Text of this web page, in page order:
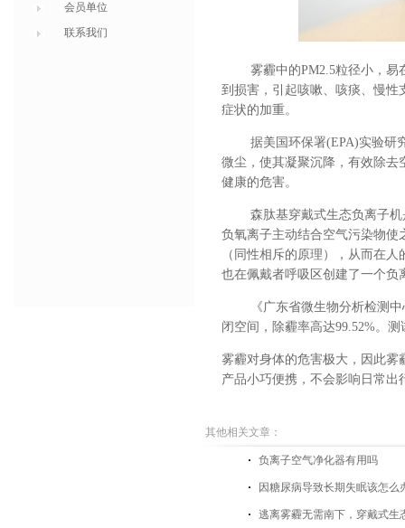
会员单位
联系我们
雾霾中的PM2.5粒径小，
到损害，引起咳嗽、咳痰、慢性
症状的加重。
据美国环保署(EPA)实验研
微尘，使其凝聚沉降，有效除去
健康的危害。
森肽基穿戴式生态负离子机
负氧离子主动结合空气污染物使
（同性相斥的原理），从而在
也在佩戴者呼吸区创建了一个负
《广东省微生物分析检测
闭空间，除霾率高达99.52%。测
雾霾对身体的危害极大，因此雾
产品小巧便携，不会影响日常
其他相关文章：
负离子空气净化器有用吗
因糖尿病导致长期失眠该怎么
逃离雾霾无需南下，穿戴式生